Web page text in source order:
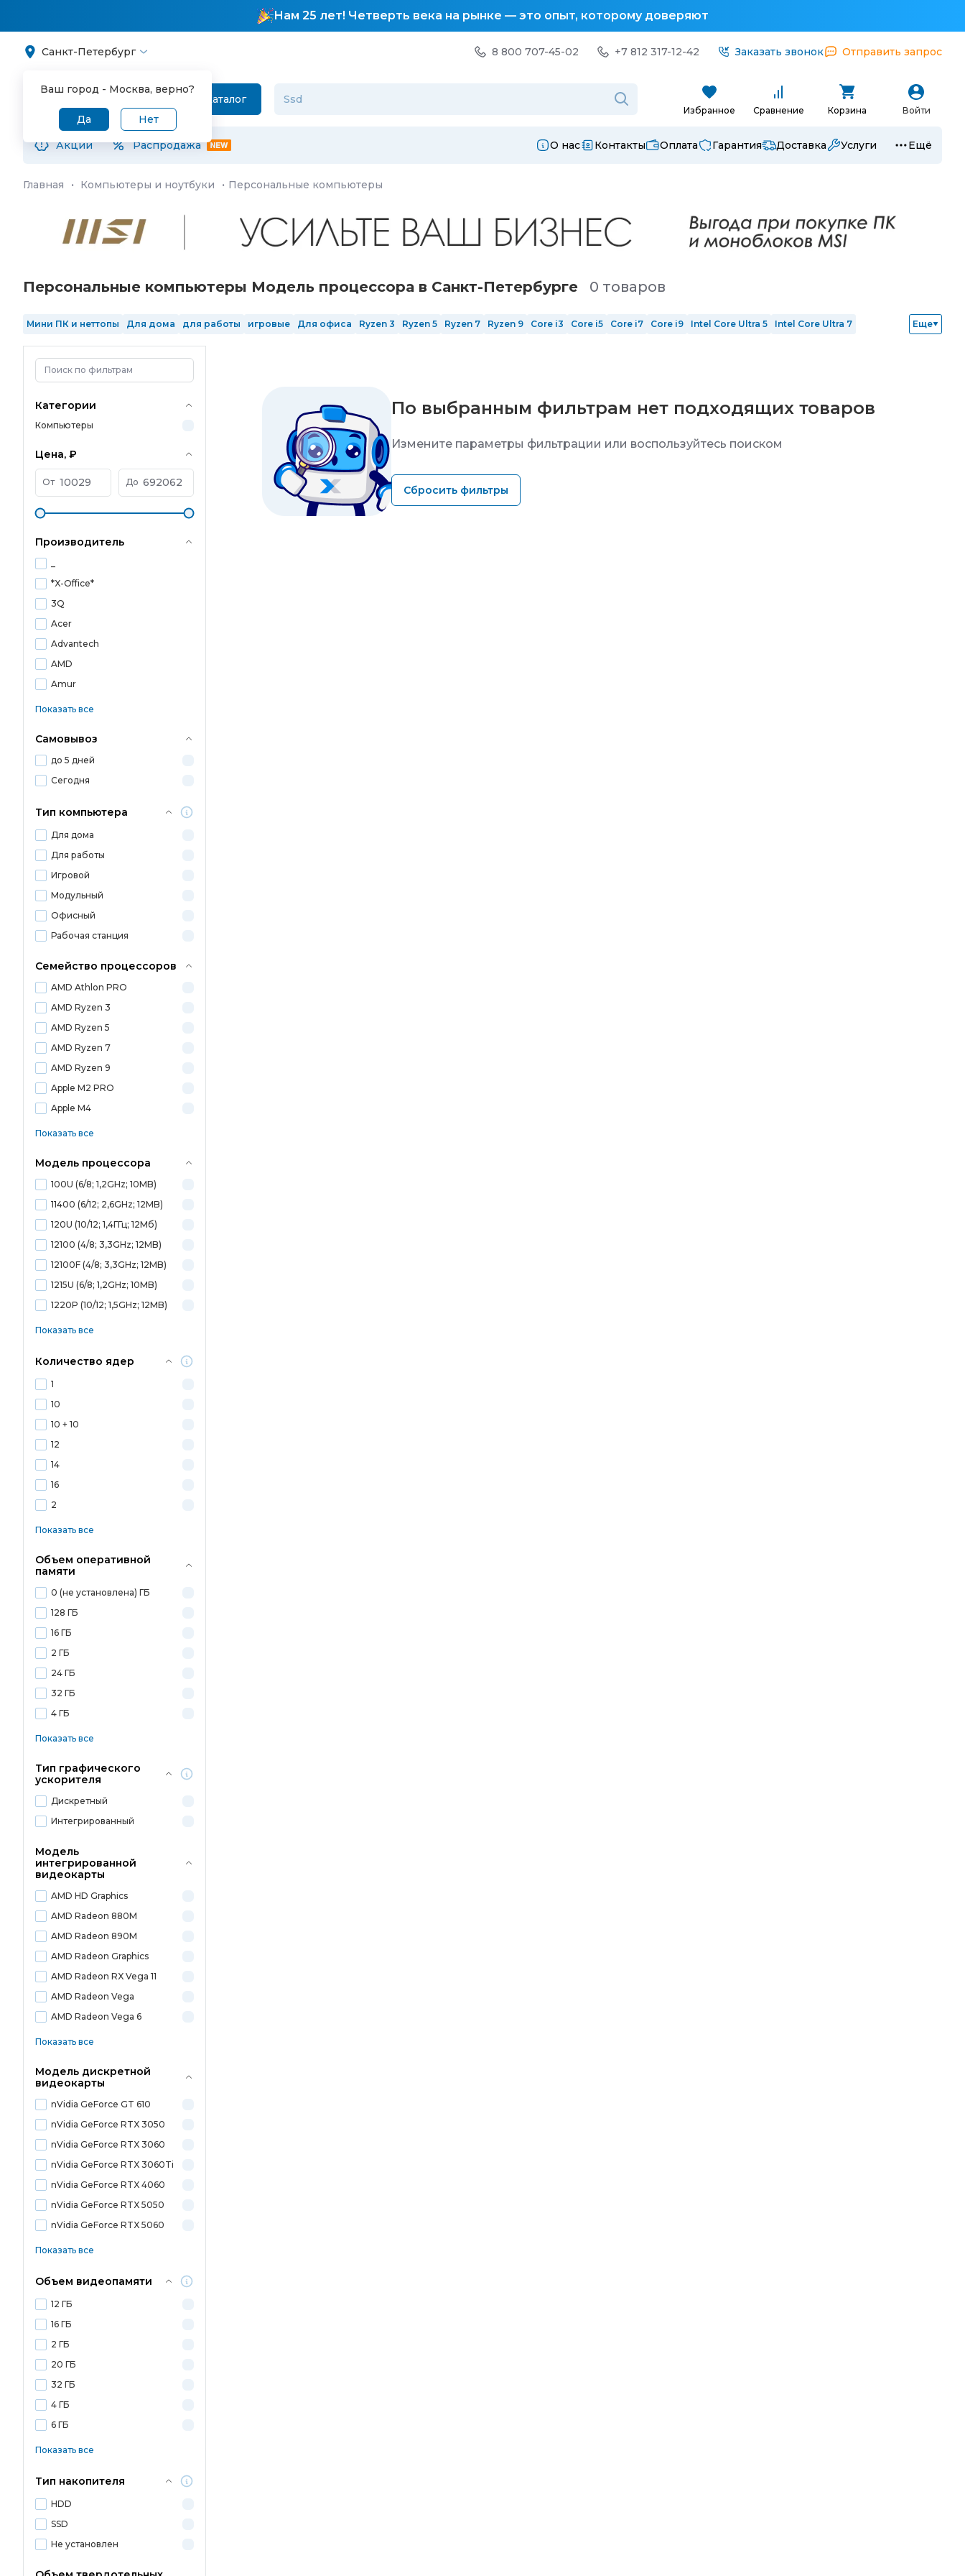
Нам 25 лет! Четверть века на рынке — это опыт, которому доверяют
Санкт-Петербург
Ваш город - Москва, верно?
Да Нет
8 800 707-45-02 +7 812 317-12-42 Заказать звонок Отправить запрос
Каталог
Избранное Сравнение Корзина Войти
Акции Распродажа О нас Контакты Оплата Гарантия Доставка Услуги Ещё
Главная · Компьютеры и ноутбуки · Персональные компьютеры
Персональные компьютеры Модель процессора в Санкт-Петербургe 0 товаров
Мини ПК и неттопы Для дома для работы игровые Для офиса Ryzen 3 Ryzen 5 Ryzen 7 Ryzen 9 Core i3 Core i5 Core i7 Core i9 Intel Core Ultra 5
Intel Core Ultra 7
Intel Core Ultra 9
2 ядра 4 ядра 6 ядер
1 Тб SSD
2 Тб SSD с GeForce RTX 3050
в реестре Минпромторга
произведенные в РФ
Еще
Категории
Компьютеры
Цена, ₽
От До
Производитель
*X-Office*
3Q
Acer
Advantech
AMD
Amur
Показать все
Самовывоз
до 5 дней
Сегодня
Тип компьютера
Для дома
Для работы
Игровой
Модульный
Офисный
Рабочая станция
Семейство процессоров
AMD Athlon PRO
AMD Ryzen 3
AMD Ryzen 5
AMD Ryzen 7
AMD Ryzen 9
Apple M2 PRO
Apple M4
Показать все
Модель процессора
100U (6/8; 1,2GHz; 10MB)
11400 (6/12; 2,6GHz; 12MB)
120U (10/12; 1,4ГГц; 12Мб)
12100 (4/8; 3,3GHz; 12MB)
12100F (4/8; 3,3GHz; 12MB)
1215U (6/8; 1,2GHz; 10MB)
1220P (10/12; 1,5GHz; 12MB)
Показать все
Количество ядер
1
10
10 + 10
12
14
16
2
Показать все
Объем оперативной
памяти
0 (не установлена) ГБ
128 ГБ
16 ГБ
2 ГБ
24 ГБ
32 ГБ
4 ГБ
Показать все
Тип графического
ускорителя
Дискретный
Интегрированный
Модель
интегрированной
видеокарты
AMD HD Graphics
AMD Radeon 880M
AMD Radeon 890M
AMD Radeon Graphics
AMD Radeon RX Vega 11
AMD Radeon Vega
AMD Radeon Vega 6
Показать все
Модель дискретной
видеокарты
nVidia GeForce GT 610
nVidia GeForce RTX 3050
nVidia GeForce RTX 3060
nVidia GeForce RTX 3060Ti
nVidia GeForce RTX 4060
nVidia GeForce RTX 5050
nVidia GeForce RTX 5060
Показать все
Объем видеопамяти
12 ГБ
16 ГБ
2 ГБ
20 ГБ
32 ГБ
4 ГБ
6 ГБ
Показать все
Тип накопителя
HDD
SSD
Не установлен
По выбранным фильтрам нет подходящих товаров
Измените параметры фильтрации или воспользуйтесь поиском
Сбросить фильтры